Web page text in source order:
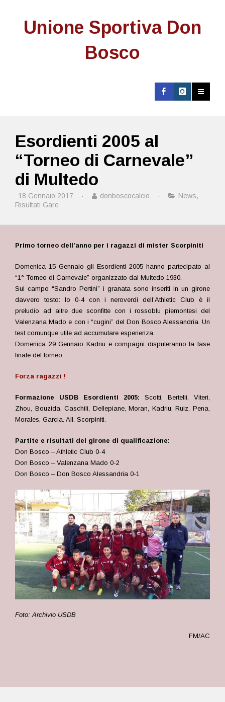
Unione Sportiva Don
Bosco
Esordienti 2005 al
“Torneo di Carnevale”
di Multedo
18 Gennaio 2017 · donboscocalcio · News,
Risultati Gare
Primo torneo dell’anno per i ragazzi di mister Scorpiniti
Domenica 15 Gennaio gli Esordienti 2005 hanno partecipato al
“1° Torneo di Carnevale” organizzato dal Multedo 1930.
Sul campo “Sandro Pertini” i granata sono inseriti in un girone
davvero tosto: lo 0-4 con i neroverdi dell’Athletic Club è il
preludio ad altre due sconfitte con i rossoblu piemontesi del
Valenzana Mado e con i “cugini” del Don Bosco Alessandria. Un
test comunque utile ad accumulare esperienza.
Domenica 29 Gennaio Kadriu e compagni disputeranno la fase
finale del torneo.
Forza ragazzi !
Formazione USDB Esordienti 2005: Scotti, Bertelli, Viteri,
Zhou, Bouzida, Caschili, Dellepiane, Moran, Kadriu, Ruiz, Pena,
Morales, Garcia. All. Scorpiniti.
Partite e risultati del girone di qualificazione:
Don Bosco – Athletic Club 0-4
Don Bosco – Valenzana Mado 0-2
Don Bosco – Don Bosco Alessandria 0-1
Foto: Archivio USDB
FM/AC